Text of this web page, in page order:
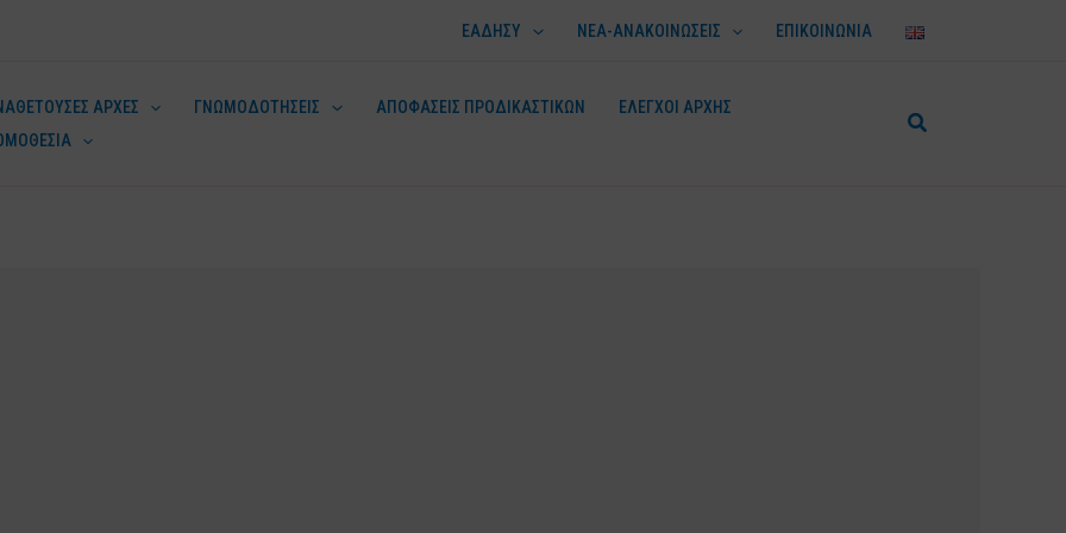
ΕΑΔΗΣΥ ΝΕΑ-ΑΝΑΚΟΙΝΩΣΕΙΣ ΕΠΙΚΟΙΝΩΝΙΑ
ΑΡΧΕΣ ΓΝΩΜΟΔΟΤΗΣΕΙΣ ΑΠΟΦΑΣΕΙΣ ΠΡΟΔΙΚΑΣΤΙΚΩΝ
ΕΛΕΓΧΟΙ ΑΡΧΗΣ